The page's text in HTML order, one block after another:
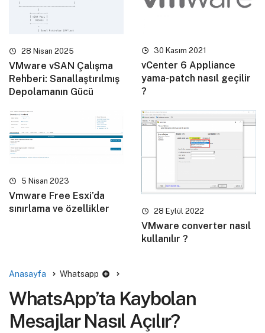
28 Nisan 2025
VMware vSAN Çalışma
Rehberi: Sanallaştırılmış
Depolamanın Gücü
30 Kasım 2021
vCenter 6 Appliance
yama-patch nasıl geçilir
?
5 Nisan 2023
Vmware Free Esxi’da
sınırlama ve özellikler
28 Eylül 2022
VMware converter nasıl
kullanılır ?
Anasayfa Whatsapp
WhatsApp’ta Kaybolan
Mesajlar Nasıl Açılır?